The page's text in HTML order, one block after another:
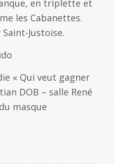
en triplette et
les Cabanettes.
Justoise.
« Qui veut gagner
DOB – salle René
masque